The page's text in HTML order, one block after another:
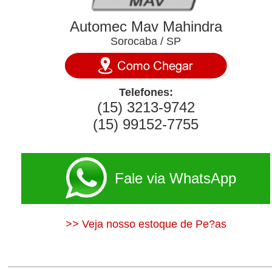
Automec Mav Mahindra
Sorocaba / SP
Telefones:
(15) 3213-9742
(15) 99152-7755
Fale via WhatsApp
>> Veja nosso estoque de Pe?as